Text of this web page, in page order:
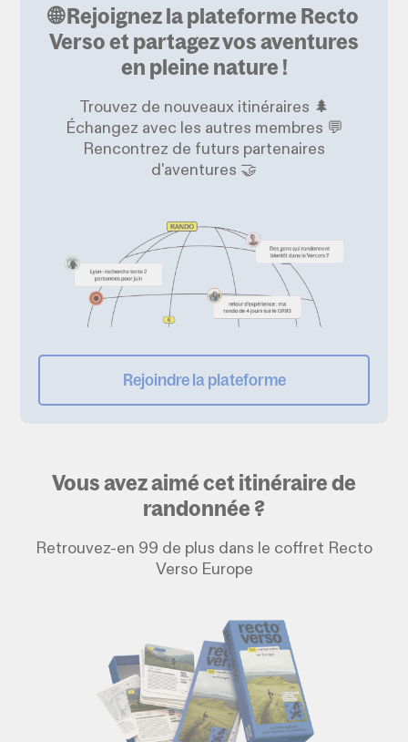
🌐 Rejoignez la plateforme Recto
Verso et partagez vos aventures
en pleine nature !
Trouvez de nouveaux itinéraires 🌲
Échangez avec les autres membres 💬
Rencontrez de futurs partenaires
d'aventures 🤝
Rejoindre la plateforme
Vous avez aimé cet itinéraire de
randonnée ?
Retrouvez-en 99 de plus dans le coffret Recto
Verso Europe